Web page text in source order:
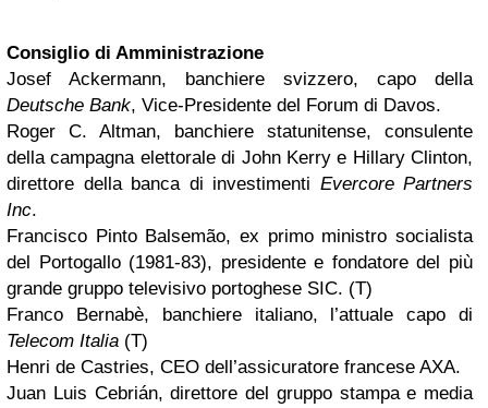
Consiglio di Amministrazione
Josef Ackermann, banchiere svizzero, capo della
Deutsche Bank, Vice-Presidente del Forum di Davos.
Roger C. Altman, banchiere statunitense, consulente
della campagna elettorale di John Kerry e Hillary Clinton,
direttore della banca di investimenti Evercore Partners
Inc.
Francisco Pinto Balsemão, ex primo ministro socialista
del Portogallo (1981-83), presidente e fondatore del più
grande gruppo televisivo portoghese SIC. (T)
Franco Bernabè, banchiere italiano, l’attuale capo di
Telecom Italia (T)
Henri de Castries, CEO dell’assicuratore francese AXA.
Juan Luis Cebrián, direttore del gruppo stampa e media